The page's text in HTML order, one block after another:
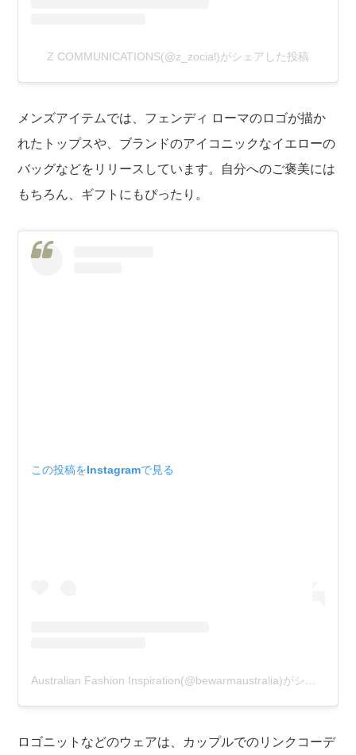
Z COMMUNICATIONS(@z_zocial)がシェアした投稿
メンズアイテムでは、フェンディ ローマのロゴが描か
れたトップスや、ブランドのアイコニックなイエローの
バッグなどをリリースしています。自分へのご褒美には
もちろん、ギフトにもぴったり。
この投稿をInstagramで見る
Australian Fashion Inspiration(@bewarmaustralia)がシェアした投稿
ロゴニットなどのウェアは、カップルでのリンクコーデ